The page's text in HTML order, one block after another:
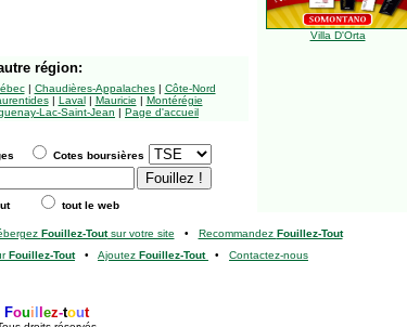
Villa D'Orta
région:
| Chaudières-Appalaches| Côte-Nord
| Laval| Mauricie | Montérégie
Lac-Saint-Jean | Page d'accueil
Cotes boursières
tout le web
Fouillez-Toutsur votre site • Recommandez Fouillez-Tout
Fouillez-Tout• Ajoutez Fouillez-Tout • Contactez-nous
Foui ez-tout